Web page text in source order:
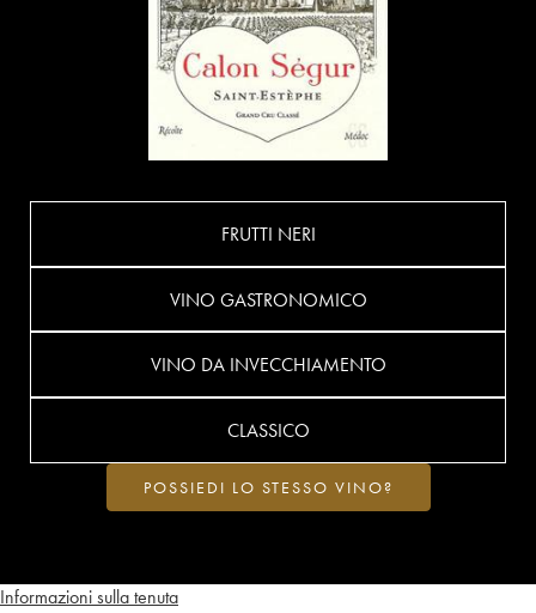
Informazioni sulla tenuta
FRUTTI NERI
VINO GASTRONOMICO
VINO DA INVECCHIAMENTO
CLASSICO
POSSIEDI LO STESSO VINO?